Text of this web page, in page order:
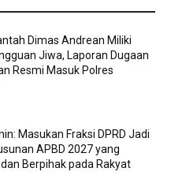
Dimas Andrean Miliki
Jiwa, Laporan Dugaan
Resmi Masuk Polres
Masukan Fraksi DPRD Jadi
APBD 2027 yang
Berpihak pada Rakyat